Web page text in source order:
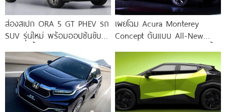
ส่องสเปก ORA 5 GT PHEV รถ
SUV รุ่นใหม่ พร้อมออปชันขับขี่
เผยโฉม Acura Monterey
Concept ต้นแบบ All-New